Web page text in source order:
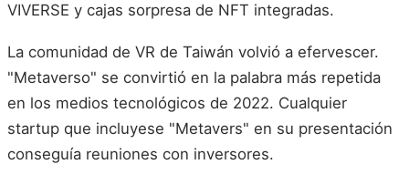
VIVERSE y cajas sorpresa de NFT integradas.
La comunidad de VR de Taiwán volvió a efervescer.
"Metaverso" se convirtió en la palabra más repetida
en los medios tecnológicos de 2022. Cualquier
startup que incluyese "Metavers" en su presentación
conseguía reuniones con inversores.